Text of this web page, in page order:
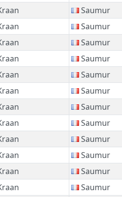
Saumur
Saumur
Saumur
Saumur
Saumur
Saumur
Saumur
Saumur
Saumur
Saumur
Saumur
Saumur